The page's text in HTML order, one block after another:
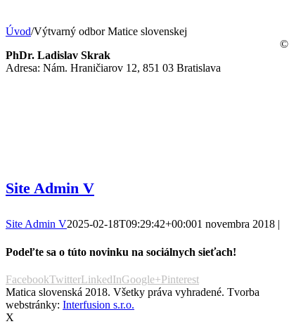
Úvod/Výtvarný odbor Matice slovenskej
PhDr. Ladislav Skrak
Adresa: Nám. Hraničiarov 12, 851 03 Bratislava
Site Admin V
Site Admin V2025-02-18T09:29:42+00:001 novembra 2018 |
Podeľte sa o túto novinku na sociálnych sieťach!
FacebookTwitterLinkedInGoogle+Pinterest
©
Matica slovenská 2018. Všetky práva vyhradené. Tvorba
webstránky: Interfusion s.r.o.
X